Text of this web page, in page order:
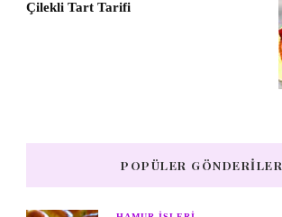
Çilekli Tart Tarifi
POPÜLER GÖNDERILER